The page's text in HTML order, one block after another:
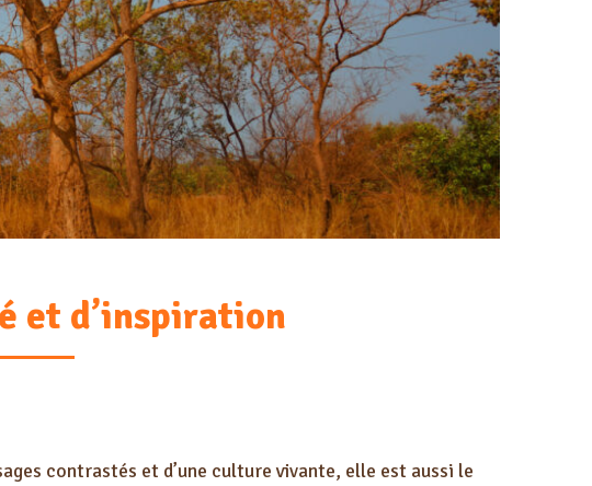
et d’inspiration
contrastés et d’une culture vivante, elle est aussi le